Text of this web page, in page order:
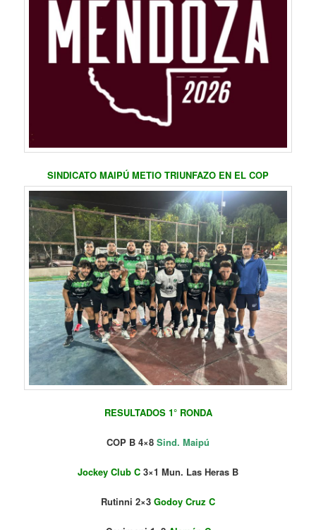
SINDICATO MAIPÚ METIO TRIUNFAZO EN EL COP
RESULTADOS 1° RONDA
COP B 4×8 Sind. Maipú
Jockey Club C 3×1 Mun. Las Heras B
Rutinni 2×3 Godoy Cruz C